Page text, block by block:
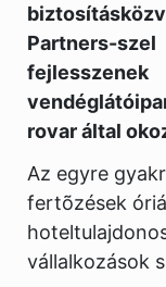
Partners-
rovar által
Az egyre
fertõzések
vállalkozások